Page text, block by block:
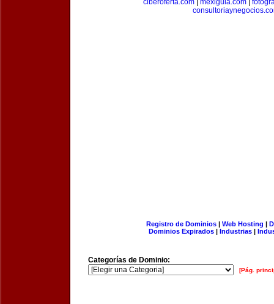
ciberoferta.com
mexiguia.com
Registro de Dominios| Web Hosting |
Dominios Expirados | Industrias |
Categorías de Dominio:
[Pág.